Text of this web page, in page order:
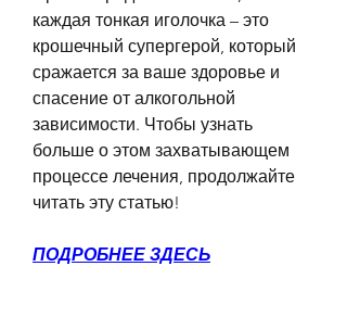
каждая тонкая иголочка – это
крошечный супергерой, который
сражается за ваше здоровье и
спасение от алкогольной
зависимости. Чтобы узнать
больше о этом захватывающем
процессе лечения, продолжайте
читать эту статью!
ПОДРОБНЕЕ ЗДЕСЬ